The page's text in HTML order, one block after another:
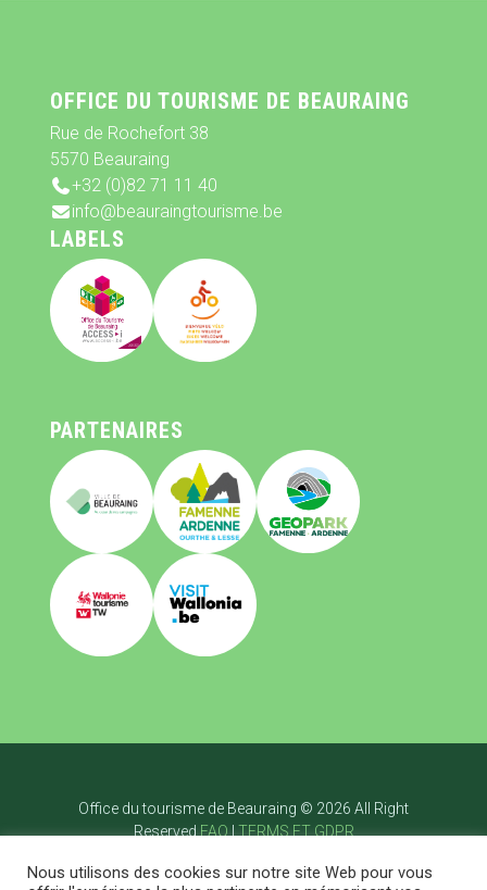
OFFICE DU TOURISME DE BEAURAING
Rue de Rochefort 38
5570 Beauraing
+32 (0)82 71 11 40
info@beauraingtourisme.be
LABELS
PARTENAIRES
Office du tourisme de Beauraing © 2026 All Right
Reserved FAQ
TERMS ET GDPR
Visiter
Nous utilisons des cookies sur notre site Web pour vous